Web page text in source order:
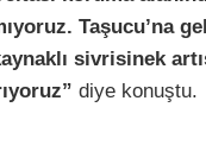
Taşucu’na
sivrisinek
diye konuştu.